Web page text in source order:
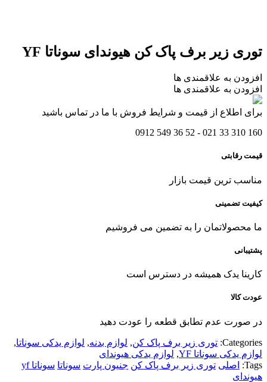
توری زیر برف پاک کن هیوندای سوناتا YF
افزودن به علاقمندی ها
افزودن به علاقمندی ها
برای اطلاع از قیمت و شرایط فروش با ما در تماس باشید
160 310 33 021 - 52 36 549 0912
قیمت رقابتی
مناسب ترین قیمت بازار
کیفیت تضمینی
ما محصولاتمان را به تضمین می فروشیم
پشتیبانی
کارینا یدک همیشه در دسترس است
عودت کالا
در صورت عدم تطابق قطعه را عودت دهید
Categories: توری زیر برف پاک کن, لوازم بدنه, لوازم یدکی سوناتا,
لوازم یدکی سوناتا YF
, لوازم یدکی هیوندای
Tags:
اصلی توری زیر برف پاک کن جنیون پارت سوناتا سوناتا yf
هیوندای